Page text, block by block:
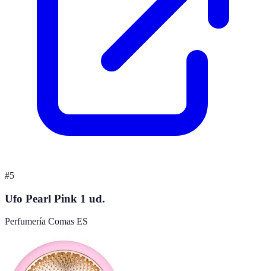
#5
Ufo Pearl Pink 1 ud.
Perfumería Comas ES